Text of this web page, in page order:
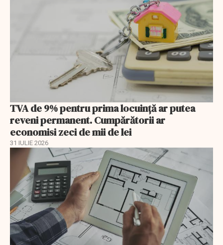
TVA de 9% pentru prima locuință ar putea
reveni permanent. Cumpărătorii ar
economisi zeci de mii de lei
31 IULIE 2026